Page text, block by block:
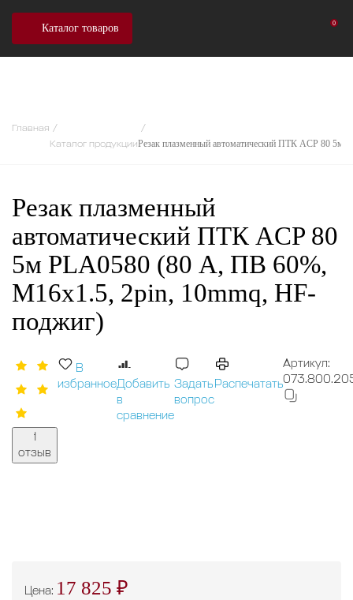
Каталог товаров 0
Главная
Каталог продукцииРезак плазменный автоматический ПТК ACP 80
Резак плазменный
автоматический ПТК ACP 80
5м PLA0580 (80 А, ПВ 60%,
M16x1.5, 2pin, 10mmq, HF-
поджиг)
1
отзыв
В
избранноеДобавить
в
сравнение
Задать
вопрос
Распечатать
Артикул:
Цена: 17 825 ₽